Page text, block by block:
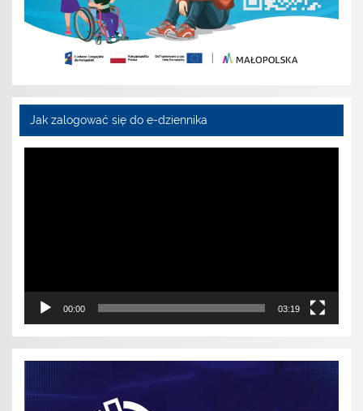
Jak zalogować się do e-dziennika
Odtwarzacz
00:00 03:19